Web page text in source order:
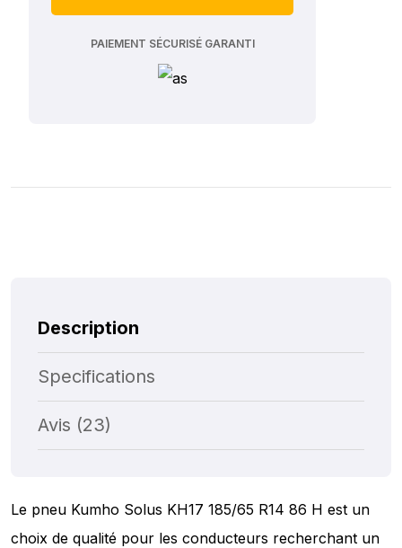
PAIEMENT SÉCURISÉ GARANTI
Description
Specifications
Avis (23)
Le pneu Kumho Solus KH17 185/65 R14 86 H est un
choix de qualité pour les conducteurs recherchant un